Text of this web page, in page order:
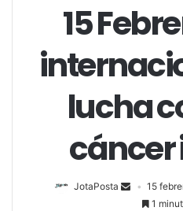
15
lucha
JotaPosta 15
1